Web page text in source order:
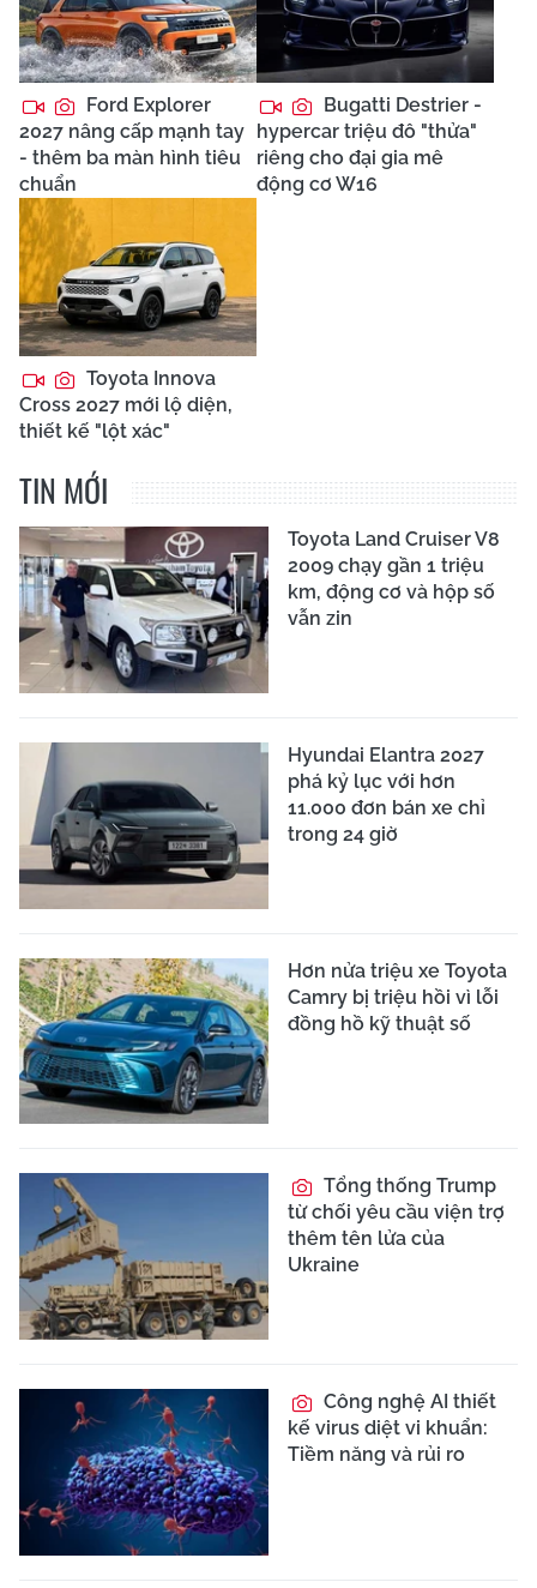
Ford Explorer
2027 nâng cấp mạnh tay
- thêm ba màn hình tiêu
chuẩn
Bugatti Destrier -
hypercar triệu đô "thửa"
riêng cho đại gia mê
động cơ W16
Toyota Innova
Cross 2027 mới lộ diện,
thiết kế "lột xác"
TIN MỚI
Toyota Land Cruiser V8
2009 chạy gần 1 triệu
km, động cơ và hộp số
vẫn zin
Hyundai Elantra 2027
phá kỷ lục với hơn
11.000 đơn bán xe chỉ
trong 24 giờ
Hơn nửa triệu xe Toyota
Camry bị triệu hồi vì lỗi
đồng hồ kỹ thuật số
Tổng thống Trump
từ chối yêu cầu viện trợ
thêm tên lửa của
Ukraine
Công nghệ AI thiết
kế virus diệt vi khuẩn:
Tiềm năng và rủi ro